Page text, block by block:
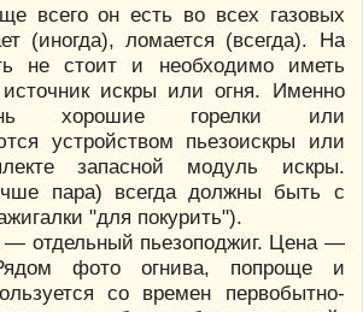
всего он есть во всех газовых
(иногда), ломается (всегда). На
не стоит и необходимо иметь
источник искры или огня. Именно
хорошие горелки или
устройством пьезоискры или
запасной модуль искры.
пара) всегда должны быть с
"для покурить").
отдельный пьезоподжиг. Цена —
Рядом фото огнива, попроще и
со времен первобытно-